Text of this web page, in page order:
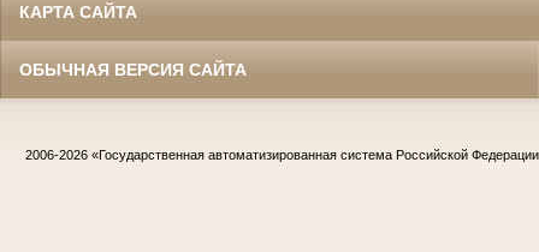
КАРТА САЙТА
ОБЫЧНАЯ ВЕРСИЯ САЙТА
2006-2026 «Государственная автоматизированная система Российской